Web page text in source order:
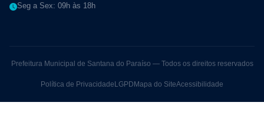
Seg a Sex: 09h às 18h
Prefeitura Municipal de Santana do Paraíso — Todos os direitos reservados
Política de Privacidade LGPD Mapa do SiteAcessibilidade